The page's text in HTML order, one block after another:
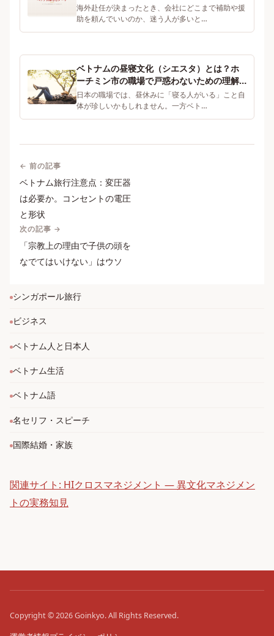
海外赴任が決まったとき、会社にどこまで補助や援
助を頼んでいいのか、迷う人が多いと…
ベトナムの昼寝文化（シエスタ）とは？ホ
ーチミン市の職場で戸惑わないための理解
と対応
日本の職場では、昼休みに「寝る人がいる」こと自
体が珍しいかもしれません。一方ベト…
← 前の記事
ベトナム旅行注意点：変圧器
は必要か。コンセントの電圧
と形状
次の記事 →
「宗教上の理由で子供の頭を
なでてはいけない」はウソ
シンガポール旅行
ビジネス
ベトナム人と日本人
ベトナム生活
ベトナム語
名セリフ・スピーチ
国際結婚・家族
関連サイト: HIクロスマネジメント — 異文化マネジメン
トの実務知見
Copyright © 2026Goinkyo.All Rights Reserved.